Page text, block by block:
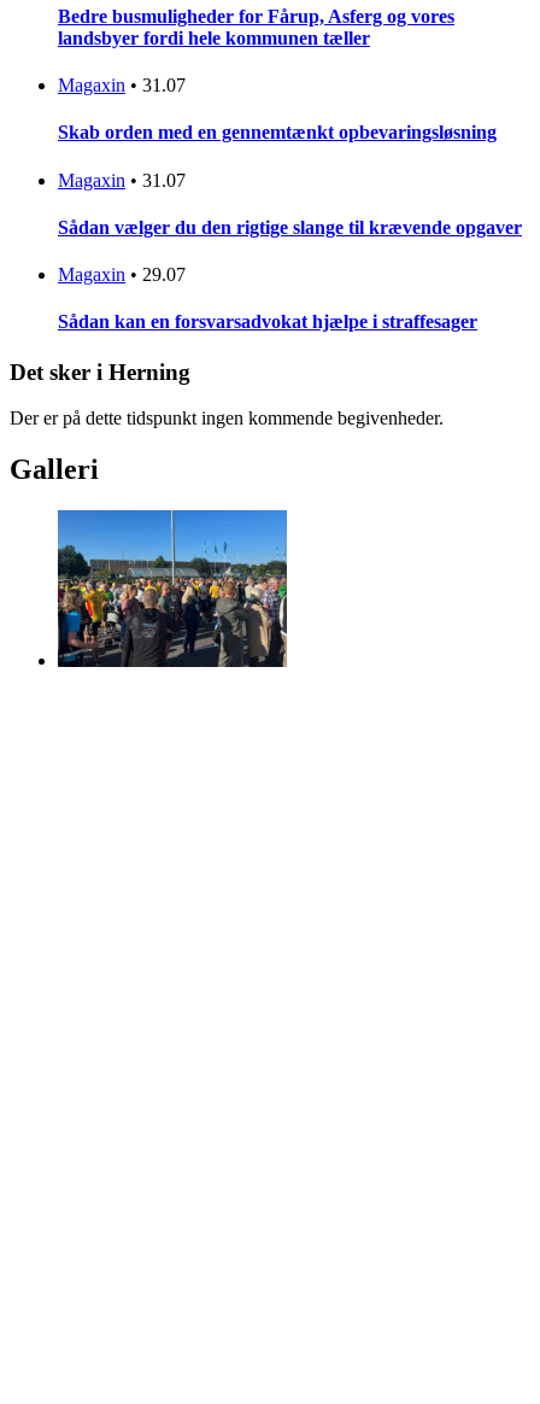
Bedre busmuligheder for Fårup, Asferg og vores
landsbyer fordi hele kommunen tæller
Magaxin • 31.07
Skab orden med en gennemtænkt opbevaringsløsning
Magaxin • 31.07
Sådan vælger du den rigtige slange til krævende opgaver
Magaxin • 29.07
Sådan kan en forsvarsadvokat hjælpe i straffesager
Det sker i Herning
Der er på dette tidspunkt ingen kommende begivenheder.
Galleri